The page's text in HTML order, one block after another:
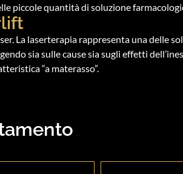
piccole quantità di soluzione
La laserterapia rappresenta una delle
sia sulle cause sia sugli effetti
“a materasso”.